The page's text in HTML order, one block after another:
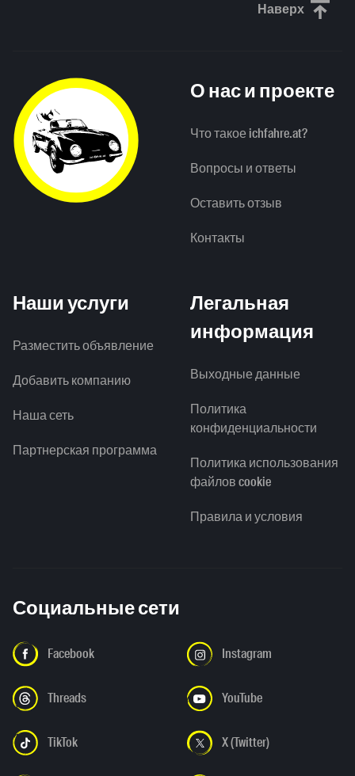
Наверх
О нас и проекте
Что такое ichfahre.at?
Вопросы и ответы
Оставить отзыв
Контакты
Наши услуги
Разместить объявление
Добавить компанию
Наша сеть
Партнерская программа
Легальная
информация
Выходные данные
Политика
конфиденциальности
Политика использования
файлов cookie
Правила и условия
Социальные сети
Facebook Instagram
Threads YouTube
TikTok X (Twitter)